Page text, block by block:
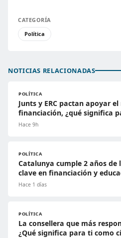
CATEGORÍA
Política
NOTICIAS RELACIONADAS
POLÍTICA
Junts y ERC pactan apoyar
financiación, ¿qué significa
Hace 9h
POLÍTICA
Catalunya cumple 2 años
clave en financiación y
Hace 1 días
POLÍTICA
La consellera que más
¿Qué significa para ti como